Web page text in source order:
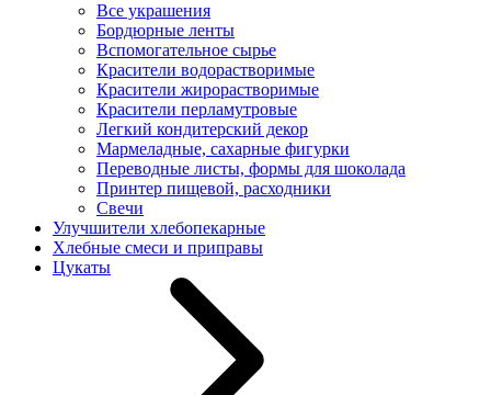
Все украшения
Бордюрные ленты
Вспомогательное сырье
Красители водорастворимые
Красители жирорастворимые
Красители перламутровые
Легкий кондитерский декор
Мармеладные, сахарные фигурки
Переводные листы, формы для шоколада
Принтер пищевой, расходники
Свечи
Улучшители хлебопекарные
Хлебные смеси и приправы
Цукаты